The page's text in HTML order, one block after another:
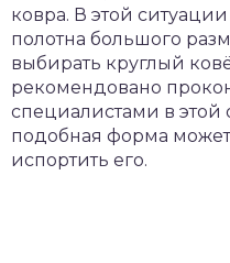
ковра. В этой
полотна большого
выбирать круглый
рекомендовано
специалистами в этой
подобная форма
испортить его.